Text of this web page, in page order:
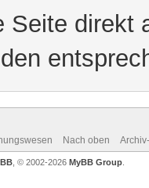
Seite direkt
Nach oben
, © 2002-2026 MyBB Group